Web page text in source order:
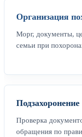
Организация
Морг, документы,
семьи при
Подзахоронение
Проверка
обращения по